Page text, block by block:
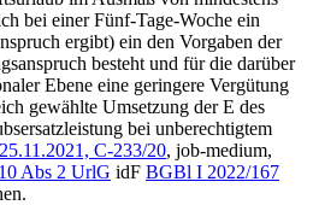
bei einer Fünf-Tage-Woche ein
ergibt) ein den Vorgaben der
besteht und für die darüber
Ebene eine geringere Vergütung
gewählte Umsetzung der E des
bei unberechtigtem
25.11.2021, C-233/20, job-medium,
Abs 2 UrlG idF BGBl I 2022/167